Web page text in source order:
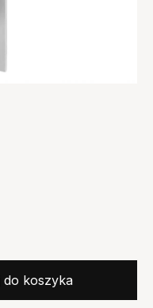
do koszyka